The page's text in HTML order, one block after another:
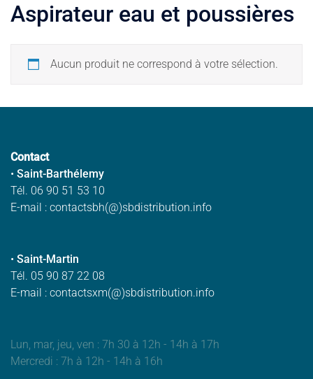
Aspirateur eau et poussières
Aucun produit ne correspond à votre sélection.
Contact
• Saint-Barthélemy
Tél. 06 90 51 53 10
E-mail : contactsbh(@)sbdistribution.info
• Saint-Martin
Tél. 05 90 87 22 08
E-mail : contactsxm(@)sbdistribution.info
Lun, mar, jeu, ven : 7h 30 à 12h - 14h à 17h
Mercredi : 7h à 12h - 14h à 16h